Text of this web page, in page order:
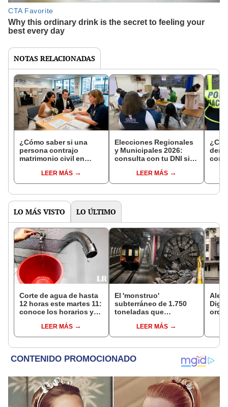
NOTAS RELACIONADAS
¿Cómo saber si una
persona contrajo
matrimonio civil en
LEER MÁS
Elecciones Regionales
y Municipales 2026:
consulta con tu DNI si
de mesa para este 4 de
octubre en el link oficial
LEER MÁS
con
LO MÁS VISTO LO ÚLTIMO
Corte de agua de hasta
12 horas este martes 11:
conoce los horarios y
Miraflores, SJL, Los
Olivos y más
LEER MÁS
El 'monstruo'
subterráneo de 1.750
toneladas que
el Callao avanza a su
última estación
LEER MÁS